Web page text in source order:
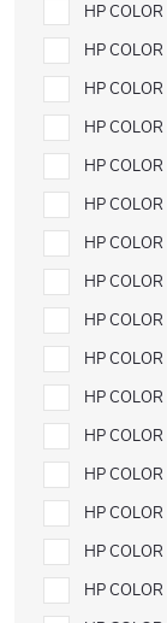
HP
HP
HP
HP
HP
HP
HP
HP
HP
HP
HP
HP
HP
HP
HP
HP